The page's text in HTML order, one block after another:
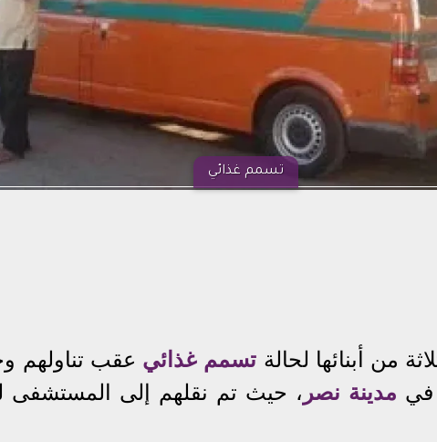
تسمم غذائي
من أبنائها لحالة تسمم غذائي عقب تناولهم
في مدينة نصر ، حيث تم نقلهم إلى المستشفى